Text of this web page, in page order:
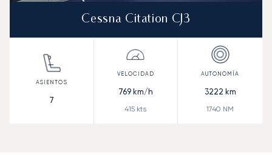
Cessna Citation CJ3
7
769km/h
415 kts
3222 km
1740 NM